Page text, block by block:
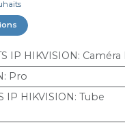
IP HIKVISION : Caméra
: Pro
IP HIKVISION : Tube